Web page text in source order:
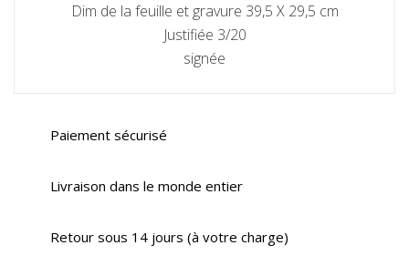
Dim de la feuille et gravure 39,5 X 29,5 cm
Justifiée 3/20
signée
Paiement sécurisé
Livraison dans le monde entier
Retour sous 14 jours (à votre charge)